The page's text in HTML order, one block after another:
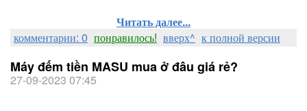
Читать далее...
комментарии: 0 понравилось! вверх^ к полной версии
Máy đếm tiền MASU mua ở đâu giá rẻ?
27-09-2023 07:45